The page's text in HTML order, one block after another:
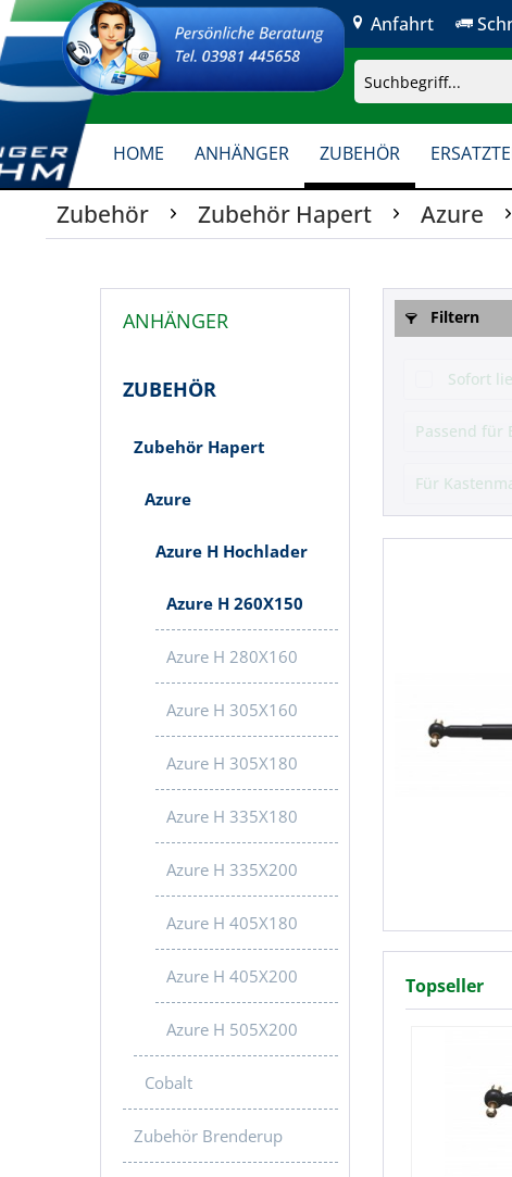
Anfahrt
HOME ANHÄNGER ZUBEHÖR
Zubehör Zubehör Hapert Azure
ANHÄNGER
ZUBEHÖR
Zubehör Hapert
Azure
Azure H Hochlader
Azure H 260X150
Azure H 280X160
Azure H 305X160
Azure H 305X180
Azure H 335X180
Azure H 335X200
Azure H 405X180
Azure H 405X200
Azure H 505X200
Cobalt
Zubehör Brenderup
Filtern